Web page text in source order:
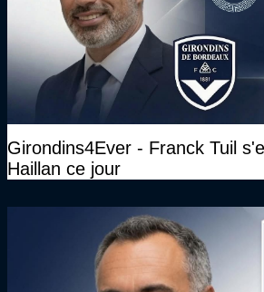
Girondins4Ever - Franck Tuil
Haillan ce jour